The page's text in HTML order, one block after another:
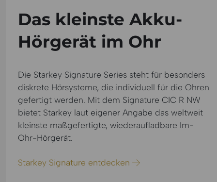
Das kleinste Akku-
Hörgerät im Ohr
Die Starkey Signature Series steht für besonders
diskrete Hörsysteme, die individuell für die Ohren
gefertigt werden. Mit dem Signature CIC R NW
bietet Starkey laut eigener Angabe das weltweit
kleinste maßgefertigte, wiederaufladbare Im-
Ohr-Hörgerät.
Starkey Signature entdecken